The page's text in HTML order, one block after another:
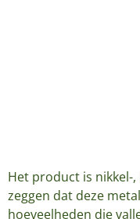
Het product is nikkel-
zeggen dat deze
hoeveelheden die